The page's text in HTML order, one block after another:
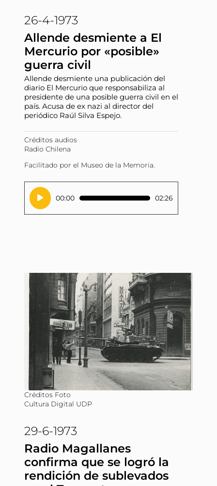
26-4-1973
Allende desmiente a El
Mercurio por «posible»
guerra civil
Allende desmiente una publicación del
diario El Mercurio que responsabiliza al
presidente de una posible guerra civil en el
país. Acusa de ex nazi al director del
periódico Raúl Silva Espejo.
Créditos audios
Radio Chilena
Facilitado por el Museo de la Memoria.
Reproductor
de
audio
00:00 02:26
29-6-1973
Radio Magallanes
confirma que se logró la
rendición de sublevados
Créditos Foto
Cultura Digital UDP